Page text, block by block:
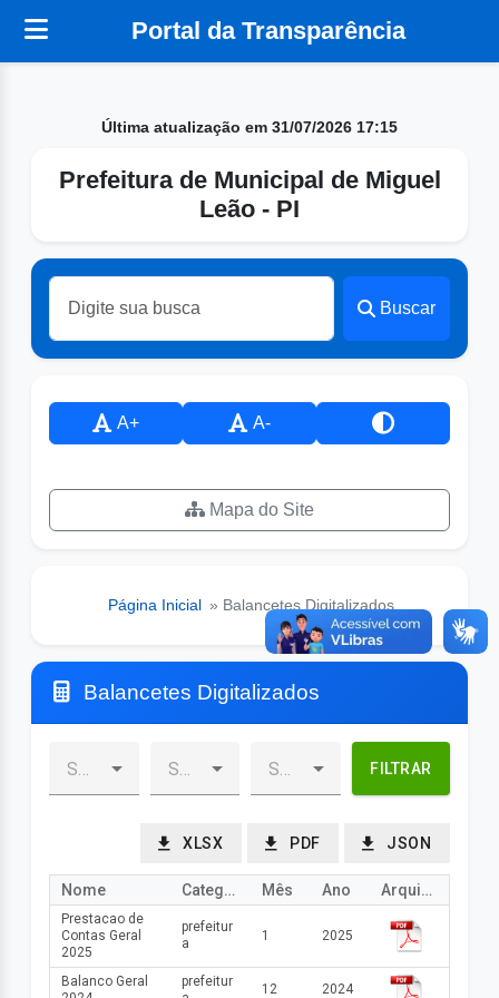
Portal da Transparência
Última atualização em 31/07/2026 17:15
Prefeitura de Municipal de Miguel
Leão - PI
Buscar
A+ A-
Mapa do Site
Página Inicial » Balancetes Digitalizados
Balancetes Digitalizados
FILTRAR
XLSX PDF JSON
Nome Categoria Mês Ano Arquivo
Prestacao de
Contas Geral
2025
prefeitur
a
1 2025
Balanco Geral
prefeitur
12 2024